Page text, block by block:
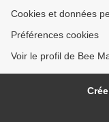
Cookies et données
Préférences cookies
Voir le profil de Bee